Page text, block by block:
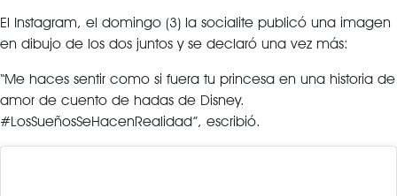
El Instagram, el domingo (3) la socialite publicó una imagen
en dibujo de los dos juntos y se declaró una vez más:
“Me haces sentir como si fuera tu princesa en una historia de
amor de cuento de hadas de Disney.
#LosSueñosSeHacenRealidad”, escribió.